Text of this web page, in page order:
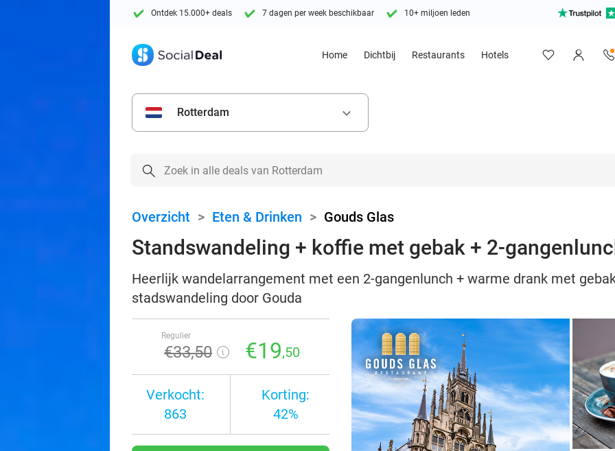
Ontdek 15.000+ deals 7 dagen per week beschikbaar 10+ miljoen leden
Home Dichtbij Restaurants Hotels
Rotterdam keyboard_arrow_down
Overzicht > Eten & Drinken > Gouds Glas
Standswandeling + koffie met gebak + 2-
Heerlijk wandelarrangement met een 2-gangenlunch + warme drank met
stadswandeling door Gouda
Regulier
€33,50 €19,50
Verkocht:
863
Korting:
42%